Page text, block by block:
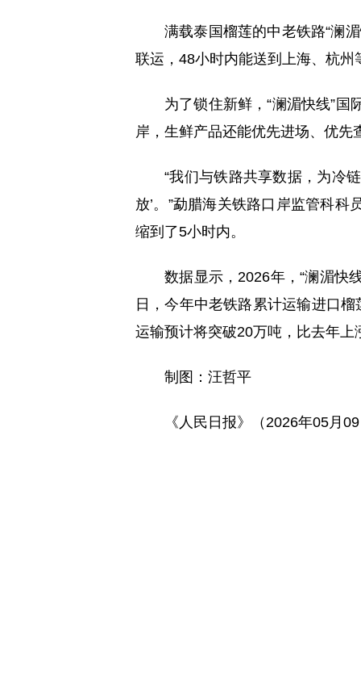
满载泰国榴莲的中老铁路“澜
联运，48小时内能送到上海、杭州
为了锁住新鲜，“澜湄快线”
岸，生鲜产品还能优先进场、优先
“我们与铁路共享数据，为冷
放’。”勐腊海关铁路口岸监管科
缩到了5小时内。
数据显示，2026年，“澜湄快
日，今年中老铁路累计运输进口
运输预计将突破20万吨，比去年
制图：汪哲平
《人民日报》（2026年05月